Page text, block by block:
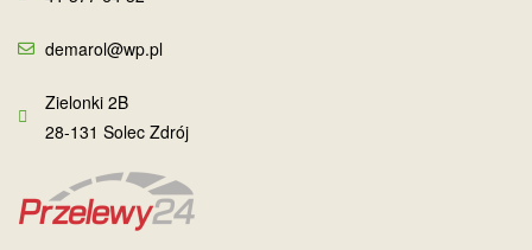
demarol@wp.pl
Zielonki 2B
28-131 Solec Zdrój